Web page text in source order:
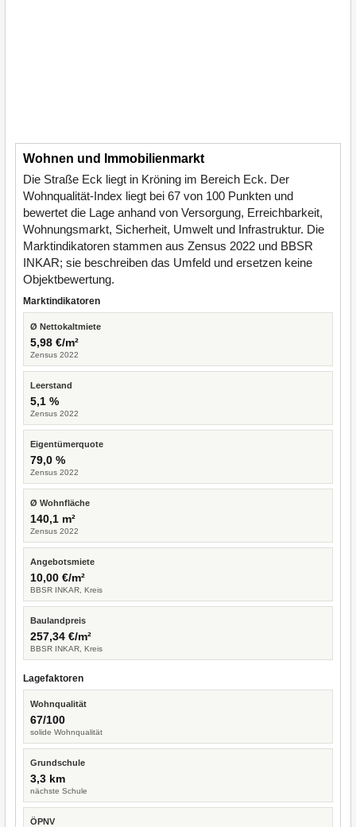
Wohnen und Immobilienmarkt
Die Straße Eck liegt in Kröning im Bereich Eck. Der
Wohnqualität-Index liegt bei 67 von 100 Punkten und
bewertet die Lage anhand von Versorgung, Erreichbarkeit,
Wohnungsmarkt, Sicherheit, Umwelt und Infrastruktur. Die
Marktindikatoren stammen aus Zensus 2022 und BBSR
INKAR; sie beschreiben das Umfeld und ersetzen keine
Objektbewertung.
Marktindikatoren
Ø Nettokaltmiete
5,98 €/m²
Zensus 2022
Leerstand
5,1 %
Zensus 2022
Eigentümerquote
79,0 %
Zensus 2022
Ø Wohnfläche
140,1 m²
Zensus 2022
Angebotsmiete
10,00 €/m²
BBSR INKAR, Kreis
Baulandpreis
257,34 €/m²
BBSR INKAR, Kreis
Lagefaktoren
Wohnqualität
67/100
solide Wohnqualität
Grundschule
3,3 km
nächste Schule
ÖPNV